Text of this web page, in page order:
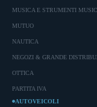
MUSICA E STRUMENTI
MUTUO
NAUTICA
NEGOZI & GRANDE
OTTICA
PARTITA IVA
AUTOVEICOLI